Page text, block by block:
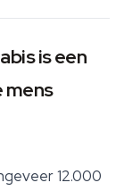
is een
mens
12.000